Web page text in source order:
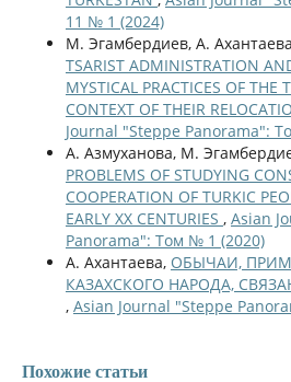
11 № 1 (2024)
М. Эгамбердиев, А.
TSARIST ADMINISTRATION
MYSTICAL PRACTICES OF THE
CONTEXT OF THEIR
Journal "Steppe Panorama":
А. Азмуханова, М.
PROBLEMS OF STUDYING
COOPERATION OF TURKIC
EARLY XX CENTURIES , Asian
Panorama": Том № 1 (2020)
А. Ахантаева, ОБЫЧАИ,
КАЗАХСКОГО НАРОДА,
, Asian Journal "Steppe
Похожие статьи